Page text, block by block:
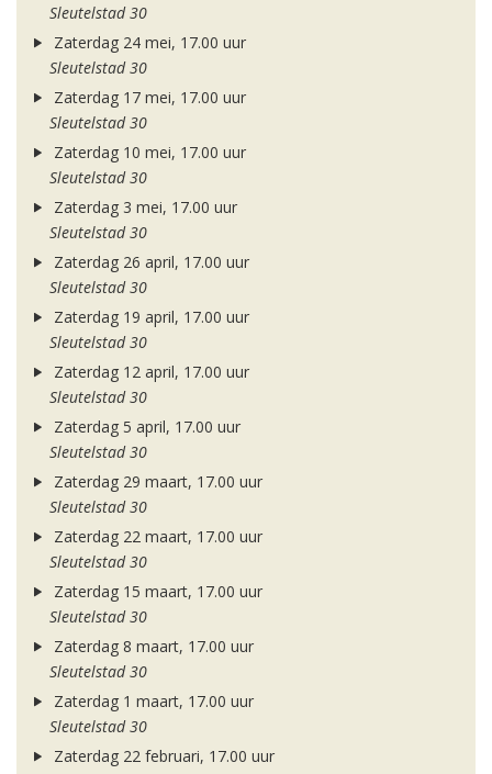
Sleutelstad 30
Zaterdag 24 mei, 17.00 uur
Sleutelstad 30
Zaterdag 17 mei, 17.00 uur
Sleutelstad 30
Zaterdag 10 mei, 17.00 uur
Sleutelstad 30
Zaterdag 3 mei, 17.00 uur
Sleutelstad 30
Zaterdag 26 april, 17.00 uur
Sleutelstad 30
Zaterdag 19 april, 17.00 uur
Sleutelstad 30
Zaterdag 12 april, 17.00 uur
Sleutelstad 30
Zaterdag 5 april, 17.00 uur
Sleutelstad 30
Zaterdag 29 maart, 17.00 uur
Sleutelstad 30
Zaterdag 22 maart, 17.00 uur
Sleutelstad 30
Zaterdag 15 maart, 17.00 uur
Sleutelstad 30
Zaterdag 8 maart, 17.00 uur
Sleutelstad 30
Zaterdag 1 maart, 17.00 uur
Sleutelstad 30
Zaterdag 22 februari, 17.00 uur